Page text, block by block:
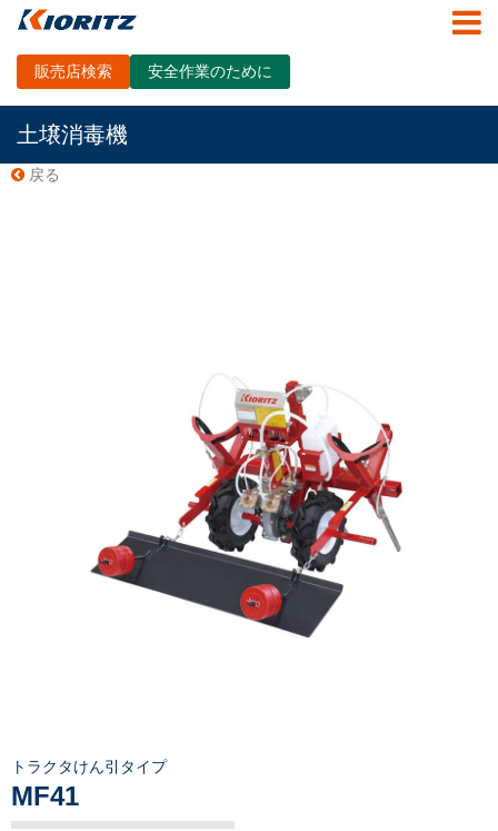
販売店検索 安全作業のために
土壌消毒機
戻る
トラクタけん引タイプ
MF41